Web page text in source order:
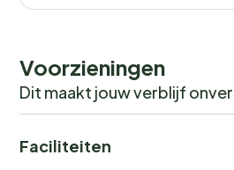
Voorzieningen
Dit maakt jouw verblijf
Faciliteiten